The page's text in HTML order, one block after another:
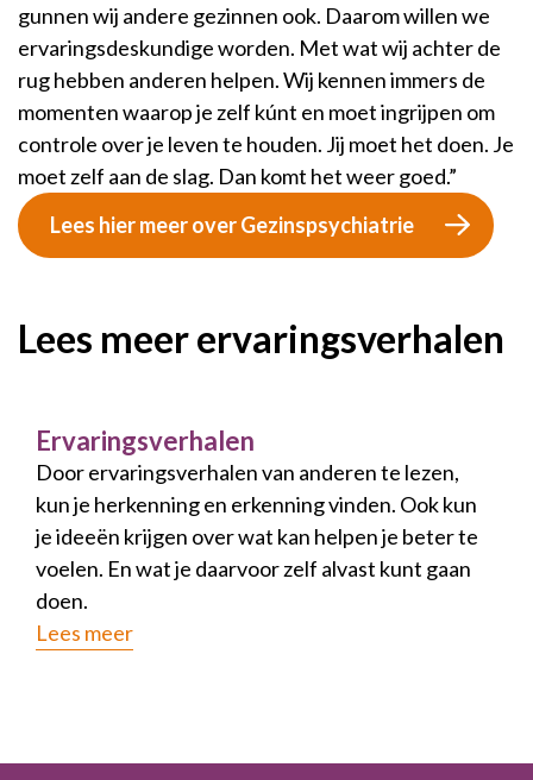
gunnen wij andere gezinnen ook. Daarom willen we
ervaringsdeskundige worden. Met wat wij achter de
rug hebben anderen helpen. Wij kennen immers de
momenten waarop je zelf kúnt en moet ingrijpen om
controle over je leven te houden. Jij moet het doen. Je
moet zelf aan de slag. Dan komt het weer goed.”
Lees hier meer over Gezinspsychiatrie
Lees meer ervaringsverhalen
Ervaringsverhalen
Door ervaringsverhalen van anderen te lezen,
kun je herkenning en erkenning vinden. Ook kun
je ideeën krijgen over wat kan helpen je beter te
voelen. En wat je daarvoor zelf alvast kunt gaan
doen.
Lees meer